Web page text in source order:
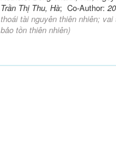
Trần Thị Thu, Hà; Co-Author:
thoái tài nguyên thiên nhiên;
bảo tồn thiên nhiên)